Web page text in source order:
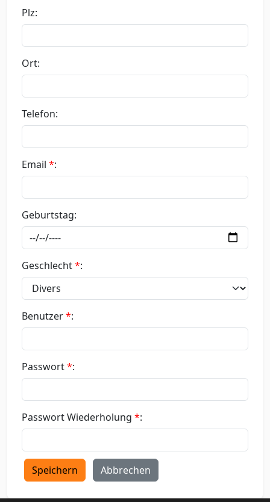
Plz:
Ort:
Telefon:
Email *:
Geburtstag:
Geschlecht*:
Benutzer*:
Passwort*:
Passwort Wiederholung *:
Speichern Abbrechen